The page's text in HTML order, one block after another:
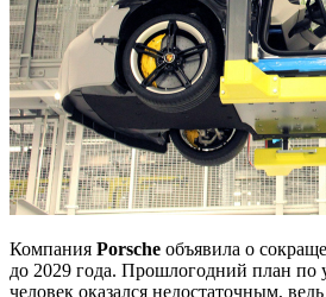
Компания Porsche объявила о
до 2029 года. Прошлогодний план по
человек оказался недостаточным,